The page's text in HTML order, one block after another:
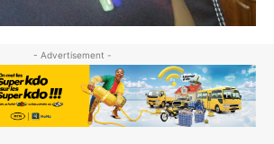
- Advertisement -